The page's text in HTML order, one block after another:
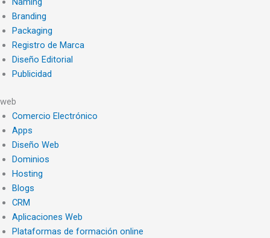
Branding
Packaging
Registro de Marca
Diseño Editorial
Publicidad
web
Comercio Electrónico
Apps
Diseño Web
Dominios
Hosting
Blogs
CRM
Aplicaciones Web
Plataformas de formación online